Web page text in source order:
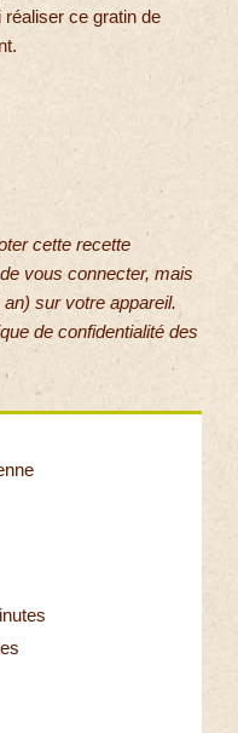
ce gratin de
cette recette
vous connecter, mais
sur votre appareil.
de confidentialité des